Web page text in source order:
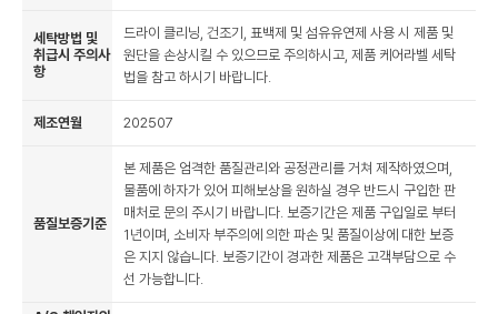
세탁방법 및
취급시 주의사
항
드라이 클리닝, 건조기, 표백제 및 섬유유연제 사용 시 제품 및
원단을 손상시킬 수 있으므로 주의하시고, 제품 케어라벨 세탁
법을 참고 하시기 바랍니다.
제조연월 202507
품질보증기준
본 제품은 엄격한 품질관리와 공정관리를 거쳐 제작하였으며,
물품에 하자가 있어 피해보상을 원하실 경우 반드시 구입한 판
매처로 문의 주시기 바랍니다. 보증기간은 제품 구입일로 부터
1년이며, 소비자 부주의에 의한 파손 및 품질이상에 대한 보증
은 지지 않습니다. 보증기간이 경과한 제품은 고객부담으로 수
선 가능합니다.